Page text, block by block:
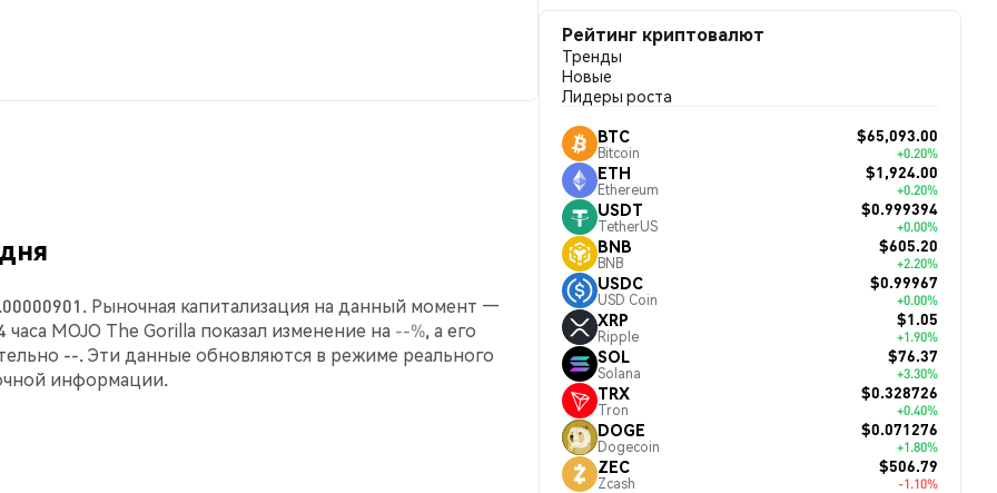
Рыночная капитализация на данный момент —
MOJO The Gorilla показал изменение на --%, а его
--. Эти данные обновляются в режиме реального
информации.
Рейтинг криптовалют
Тренды
Новые
Лидеры роста
BTC
Bitcoin
$65,093.00
+0.20%
ETH
Ethereum
$1,924.00
+0.20%
USDT
TetherUS
$0.999394
+0.00%
BNB
BNB
$605.20
+2.20%
USDC
USD Coin
$0.99967
+0.00%
XRP
Ripple
$1.05
+1.90%
SOL
Solana
$76.37
+3.30%
TRX
Tron
$0.328726
+0.40%
DOGE
Dogecoin
$0.071276
+1.80%
ZEC
Zcash
$506.79
-1.10%